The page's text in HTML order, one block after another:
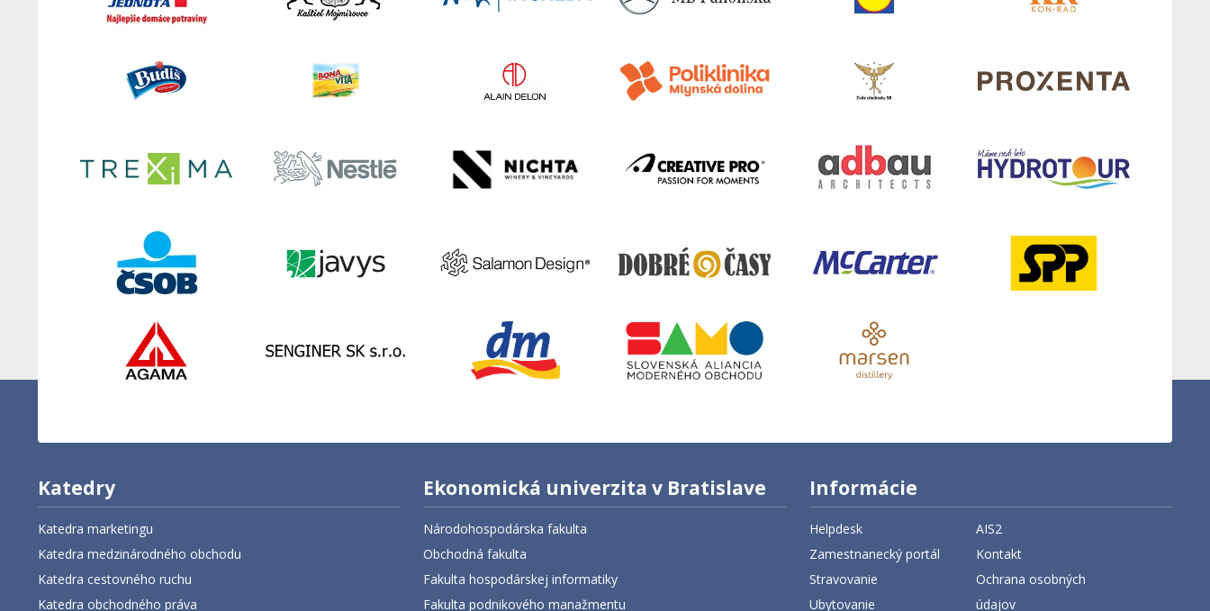
Katedry
Katedra marketingu
Katedra medzinárodného obchodu
Katedra cestovného ruchu
Katedra obchodného práva
Ekonomická univerzita v Bratislave
Národohospodárska fakulta
Obchodná fakulta
Fakulta hospodárskej informatiky
Fakulta podnikového manažmentu
Informácie
Helpdesk
Zamestnanecký portál
Stravovanie
Ubytovanie
AIS2
Kontakt
Ochrana osobných
údajov